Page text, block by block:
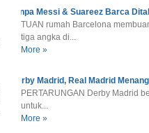
Tanpa Messi & Suareez Barca
TUAN rumah Barcelona
tiga angka di...
More »
Derby Madrid, Real Madrid
PERTARUNGAN Derby Madrid
untuk...
More »